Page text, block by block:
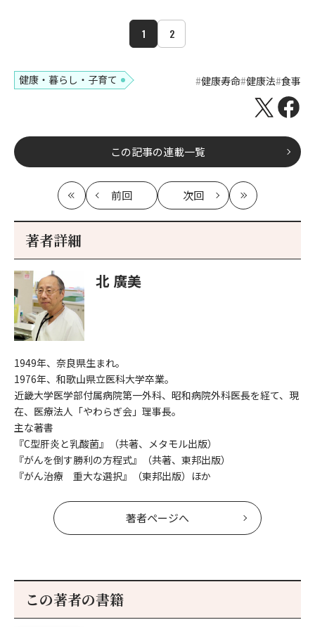
1 2
健康・暮らし・子育て 健康寿命 健康法 食事
この記事の連載一覧
最
初
前回
記
次回
記
最
新
著者詳細
北 廣美
1949年、奈良県生まれ。
1976年、和歌山県立医科大学卒業。
近畿大学医学部付属病院第一外科、昭和病院外科医長を経て、現
在、医療法人「やわらぎ会」理事長。
主な著書
『C型肝炎と乳酸菌』（共著、メタモル出版）
『がんを倒す勝利の方程式』（共著、東邦出版）
『がん治療 重大な選択』（東邦出版）ほか
著者ページへ
この著者の書籍